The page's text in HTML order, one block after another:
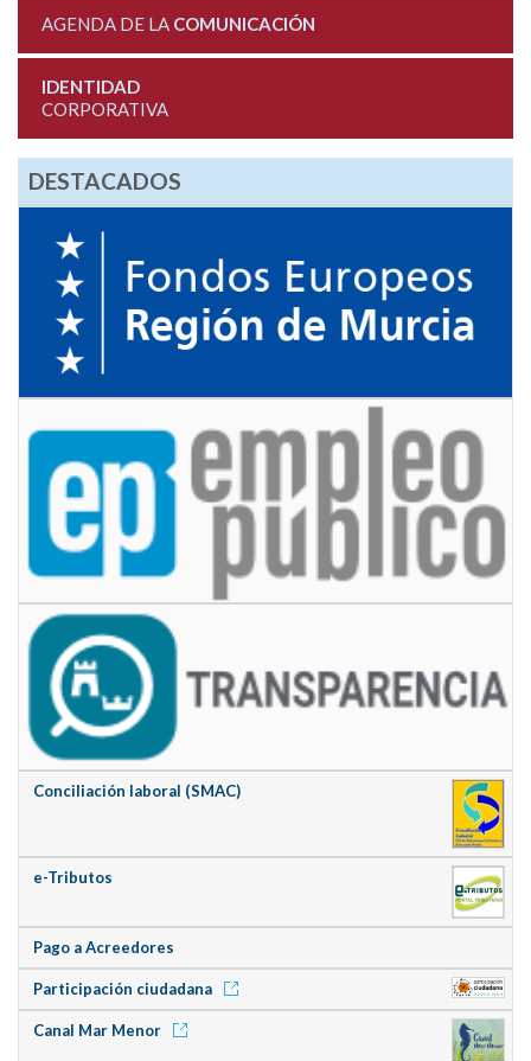
AGENDA DE LA COMUNICACIÓN
IDENTIDAD
CORPORATIVA
DESTACADOS
Conciliación laboral (SMAC)
e-Tributos
Pago a Acreedores
Participación ciudadana
Canal Mar Menor